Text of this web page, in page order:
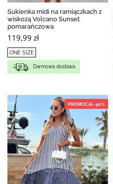
Sukienka midi na ramiączkach z
wiskozą Volcano Sunset
pomarańczowa
119,99 zł
ONE SIZE
Darmowa dostawa
PROMOCJA -50%